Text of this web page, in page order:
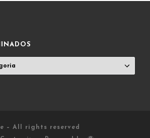
– All rights reserved